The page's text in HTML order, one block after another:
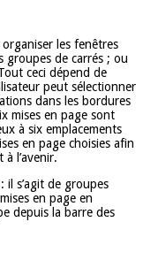
les fenêtres
groupes de carrés ; ou
ceci dépend de
peut sélectionner
dans les bordures
mises en page sont
à six emplacements
en page choisies afin
l’avenir.
il s’agit de groupes
en page en
depuis la barre des